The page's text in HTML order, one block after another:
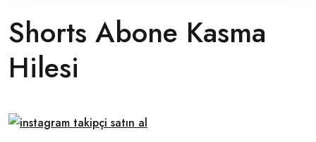
Shorts Abone Kasma
Hilesi